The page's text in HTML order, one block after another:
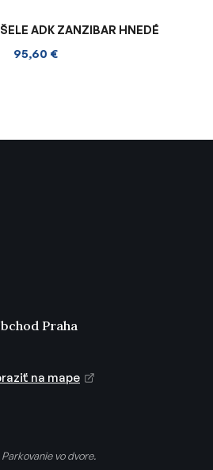
ADK ZANZIBAR HNEDÉ
95,60 €
Praha
na mape
vo dvore.